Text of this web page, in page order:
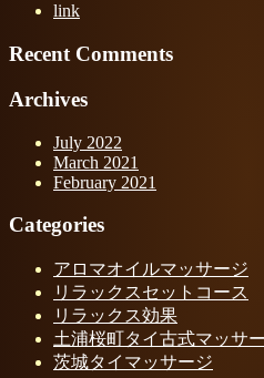
link
Recent Comments
Archives
July 2022
March 2021
February 2021
Categories
アロマオイルマッサージ
リラックスセットコース
リラックス効果
土浦桜町タイ古式マッサ
茨城タイマッサージ